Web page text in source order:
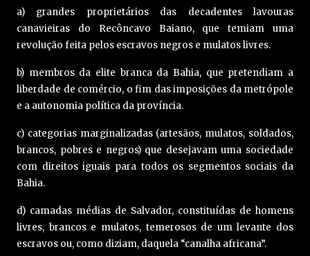
a) grandes proprietários das decadentes lavouras
canavieiras do Recôncavo Baiano, que temiam uma
revolução feita pelos escravos negros e mulatos livres.
b) membros da elite branca da Bahia, que pretendiam a
liberdade de comércio, o fim das imposições da metrópole
e a autonomia política da província.
c) categorias marginalizadas (artesãos, mulatos, soldados,
brancos, pobres e negros) que desejavam uma sociedade
com direitos iguais para todos os segmentos sociais da
Bahia.
d) camadas médias de Salvador, constituídas de homens
livres, brancos e mulatos, temerosos de um levante dos
escravos ou, como diziam, daquela “canalha africana”.